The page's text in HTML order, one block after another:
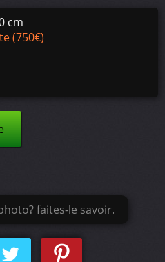
cm
(750€)
faites-le savoir.